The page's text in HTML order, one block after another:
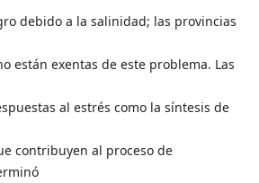
debido a la salinidad; las provincias
están exentas de este problema. Las
al estrés como la síntesis de
contribuyen al proceso de